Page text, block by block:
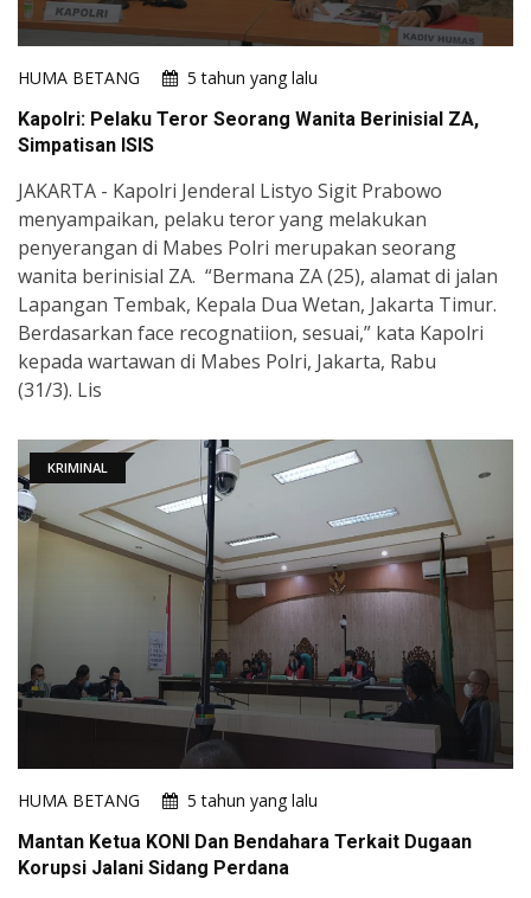
HUMA BETANG
5 tahun yang lalu
Kapolri: Pelaku Teror Seorang Wanita Berinisial ZA,
Simpatisan ISIS
JAKARTA - Kapolri Jenderal Listyo Sigit Prabowo
menyampaikan, pelaku teror yang melakukan
penyerangan di Mabes Polri merupakan seorang
wanita berinisial ZA. “Bermana ZA (25), alamat di jalan
Lapangan Tembak, Kepala Dua Wetan, Jakarta Timur.
Berdasarkan face recognatiion, sesuai,” kata Kapolri
kepada wartawan di Mabes Polri, Jakarta, Rabu
(31/3). Lis
KRIMINAL
HUMA BETANG
5 tahun yang lalu
Mantan Ketua KONI Dan Bendahara Terkait Dugaan
Korupsi Jalani Sidang Perdana